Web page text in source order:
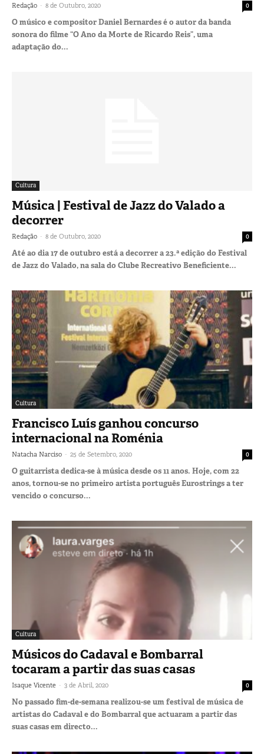
Redação - 8 de Outubro, 2020 0
O músico e compositor Daniel Bernardes é o autor da banda
sonora do filme “O Ano da Morte de Ricardo Reis”, uma
adaptação do...
Cultura
Música | Festival de Jazz do Valado a
decorrer
Redação - 8 de Outubro, 2020 0
Até ao dia 17 de outubro está a decorrer a 23.ª edição do Festival
de Jazz do Valado, na sala do Clube Recreativo Beneficiente...
Cultura
Francisco Luís ganhou concurso
internacional na Roménia
Natacha Narciso - 25 de Setembro, 2020 0
O guitarrista dedica-se à música desde os 11 anos. Hoje, com 22
anos, tornou-se no primeiro artista português Eurostrings a ter
vencido o concurso...
Cultura
Músicos do Cadaval e Bombarral
tocaram a partir das suas casas
Isaque Vicente - 3 de Abril, 2020 0
No passado fim-de-semana realizou-se um festival de música de
artistas do Cadaval e do Bombarral que actuaram a partir das
suas casas em directo...